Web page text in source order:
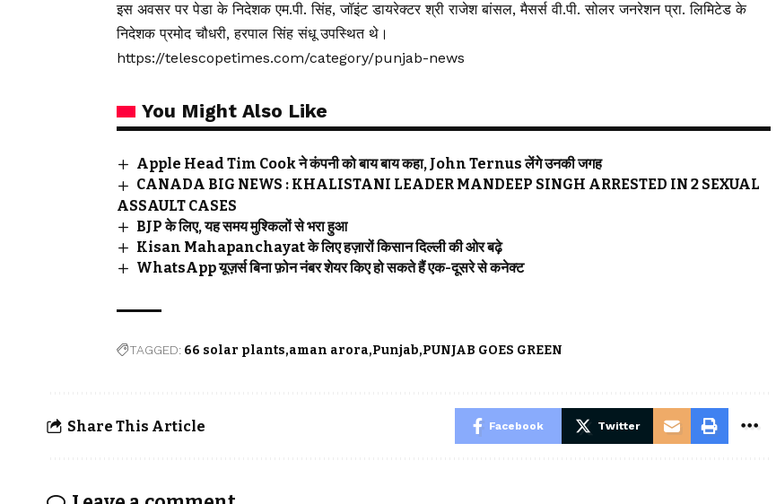
इस अवसर पर पेडा के निदेशक एम.पी. सिंह, जॉइंट डायरेक्टर श्री राजेश बांसल, मैसर्स वी.पी. सोलर जनरेशन प्रा. लिमिटेड के
निदेशक प्रमोद चौधरी, हरपाल सिंह संधू उपस्थित थे।
https://telescopetimes.com/category/punjab-news
You Might Also Like
Apple Head Tim Cook ने कंपनी को बाय बाय कहा, John Ternus लेंगे उनकी जगह
CANADA BIG NEWS : KHALISTANI LEADER MANDEEP SINGH ARRESTED IN 2 SEXUAL
ASSAULT CASES
BJP के लिए, यह समय मुश्किलों से भरा हुआ
Kisan Mahapanchayat के लिए हज़ारों किसान दिल्ली की ओर बढ़े
WhatsApp यूज़र्स बिना फ़ोन नंबर शेयर किए हो सकते हैं एक-दूसरे से कनेक्ट
TAGGED: 66 solar plants aman arora Punjab PUNJAB GOES GREEN
Share This Article Facebook Twitter